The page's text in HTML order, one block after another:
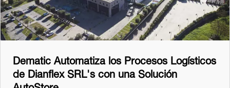
Dematic Automatiza los Procesos Logísticos
de Dianflex SRL's con una Solución